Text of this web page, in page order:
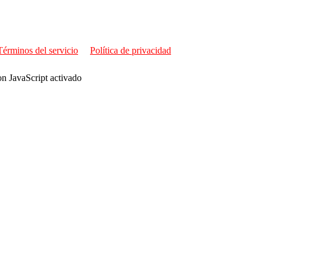
del servicio Política de privacidad
JavaScript activado